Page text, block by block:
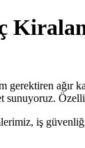
gerektiren ağır
iş